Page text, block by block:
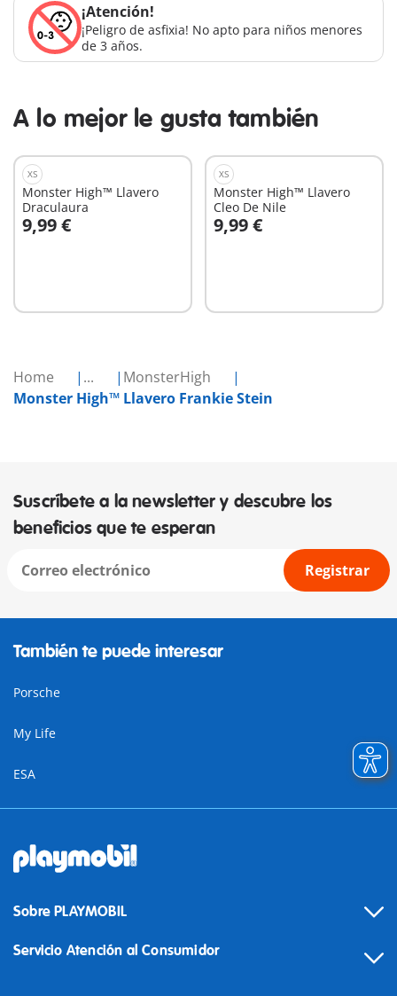
Home ...
MonsterHigh
Monster High™ Llavero Frankie Stein
¡Atención!
¡Peligro de asfixia! No apto para niños menores
de 3 años.
A lo mejor le gusta también
XS
Monster High™ Llavero
Draculaura
9,99 €
A la cesta
XS
Monster High™ Llavero
Cleo De Nile
9,99 €
A la cesta
Suscríbete a la newsletter y descubre los
beneficios que te esperan
Registrar
También te puede interesar
Porsche
My Life
ESA
Sobre PLAYMOBIL
Servicio Atención al Consumidor